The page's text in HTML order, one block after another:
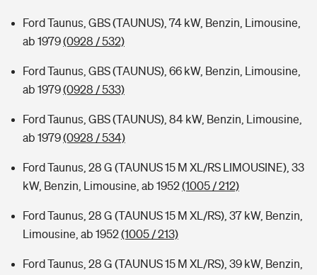
Ford Taunus, GBS (TAUNUS), 74 kW, Benzin, Limousine,
ab 1979(0928 / 532)
Ford Taunus, GBS (TAUNUS), 66 kW, Benzin, Limousine,
ab 1979(0928 / 533)
Ford Taunus, GBS (TAUNUS), 84 kW, Benzin, Limousine,
ab 1979(0928 / 534)
Ford Taunus, 28 G (TAUNUS 15 M XL/RS LIMOUSINE), 33
kW, Benzin, Limousine, ab 1952(1005 / 212)
Ford Taunus, 28 G (TAUNUS 15 M XL/RS), 37 kW, Benzin,
Limousine, ab 1952(1005 / 213)
Ford Taunus, 28 G (TAUNUS 15 M XL/RS), 39 kW, Benzin,